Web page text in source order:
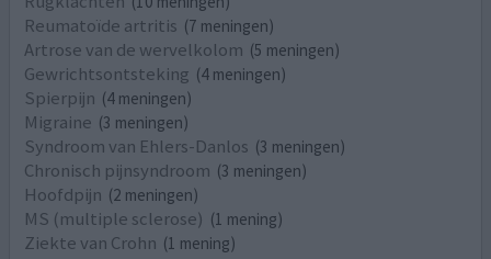
Reumatoïde artritis (7 meningen)
Artrose van de wervelkolom (5 meningen)
Gewrichtsontsteking (4 meningen)
Spierpijn (4 meningen)
Migraine (3 meningen)
Syndroom van Ehlers-Danlos (3 meningen)
Chronisch pijnsyndroom (3 meningen)
Hoofdpijn (2 meningen)
MS (multiple sclerose) (1 mening)
Ziekte van Crohn (1 mening)